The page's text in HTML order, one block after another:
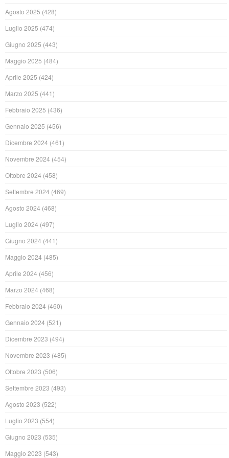
Agosto 2025 (428)
Luglio 2025 (474)
Giugno 2025 (443)
Maggio 2025 (484)
Aprile 2025 (424)
Marzo 2025 (441)
Febbraio 2025 (436)
Gennaio 2025 (456)
Dicembre 2024 (461)
Novembre 2024 (454)
Ottobre 2024 (458)
Settembre 2024 (469)
Agosto 2024 (468)
Luglio 2024 (497)
Giugno 2024 (441)
Maggio 2024 (485)
Aprile 2024 (456)
Marzo 2024 (468)
Febbraio 2024 (460)
Gennaio 2024 (521)
Dicembre 2023 (494)
Novembre 2023 (485)
Ottobre 2023 (506)
Settembre 2023 (493)
Agosto 2023 (522)
Luglio 2023 (554)
Giugno 2023 (535)
Maggio 2023 (543)